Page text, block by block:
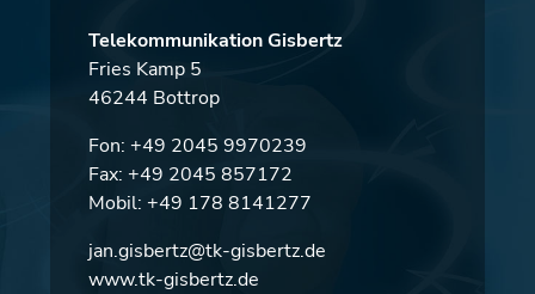
Telekommunikation Gisbertz
Fries Kamp 5
46244 Bottrop
Fon: +49 2045 9970239
Fax: +49 2045 857172
Mobil: +49 178 8141277
jan.gisbertz@tk-gisbertz.de
www.tk-gisbertz.de